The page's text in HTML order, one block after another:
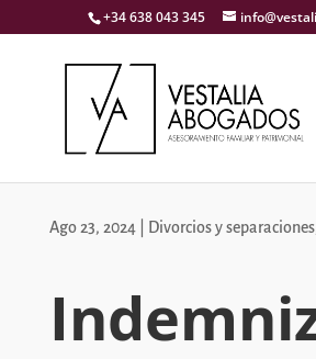
+34 638 043 345
Ago 23, 2024| Divorcios y separaciones